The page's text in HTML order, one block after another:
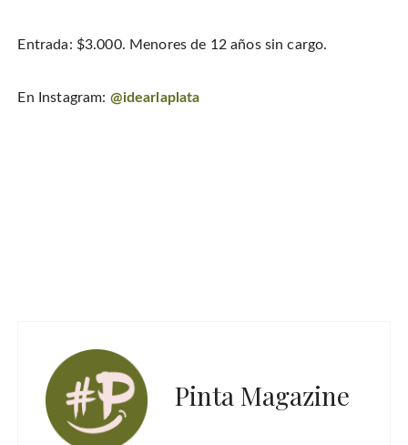
Entrada: $3.000. Menores de 12 años sin cargo.
En Instagram: @idearlaplata
Pinta Magazine